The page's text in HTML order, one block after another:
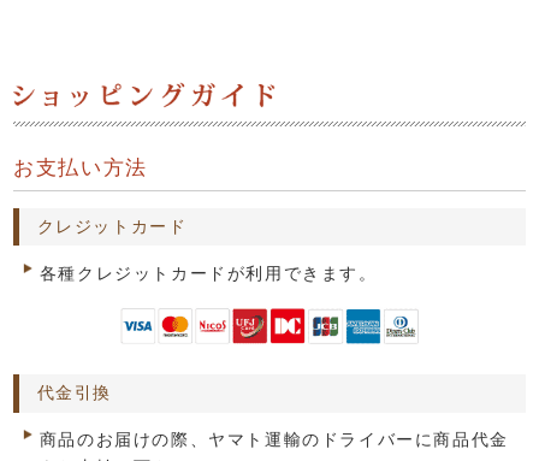
お支払い方法
クレジットカード
各種クレジットカードが利用できます。
代金引換
商品のお届けの際、ヤマト運輸のドライバーに商品代金